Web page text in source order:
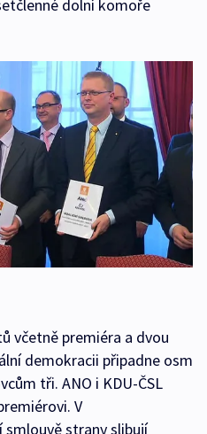
dolní komoře
včetně premiéra a dvou
demokracii připadne osm
tři. ANO i KDU-ČSL
V
strany slibují